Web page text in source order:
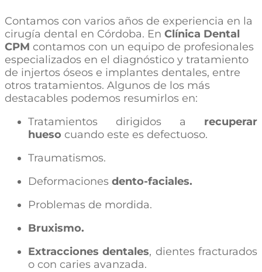
Contamos con varios años de experiencia en la
cirugía dental en Córdoba. En Clínica Dental
CPM contamos con un equipo de profesionales
especializados en el diagnóstico y tratamiento
de injertos óseos e implantes dentales, entre
otros tratamientos. Algunos de los más
destacables podemos resumirlos en:
Tratamientos dirigidos a
recuperar
hueso cuando este es defectuoso.
Traumatismos.
Deformaciones dento-faciales.
Problemas de mordida.
Bruxismo.
Extracciones dentales, dientes fracturados
o con caries avanzada.